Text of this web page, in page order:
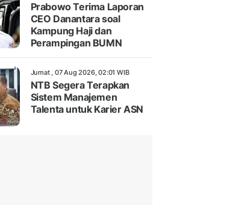
Prabowo Terima Laporan
CEO Danantara soal
Kampung Haji dan
Perampingan BUMN
Jumat , 07 Aug 2026, 02:01 WIB
NTB Segera Terapkan
Sistem Manajemen
Talenta untuk Karier ASN